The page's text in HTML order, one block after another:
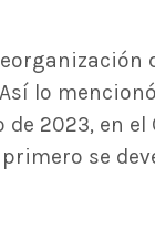
lo
2023, en
se